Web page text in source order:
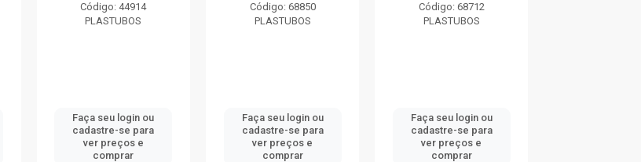
Código: 44914
PLASTUBOS
Faça seu login ou
cadastre-se para
ver preços e
comprar
Código: 68850
PLASTUBOS
Faça seu login ou
cadastre-se para
ver preços e
comprar
Código: 68712
PLASTUBOS
Faça seu login ou
cadastre-se para
ver preços e
comprar